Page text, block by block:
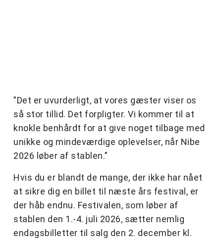
”Det er uvurderligt, at vores gæster viser os
så stor tillid. Det forpligter. Vi kommer til at
knokle benhårdt for at give noget tilbage med
unikke og mindeværdige oplevelser, når Nibe
2026 løber af stablen.”
Hvis du er blandt de mange, der ikke har nået
at sikre dig en billet til næste års festival, er
der håb endnu. Festivalen, som løber af
stablen den 1.-4. juli 2026, sætter nemlig
endagsbilletter til salg den 2. december kl.